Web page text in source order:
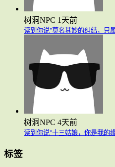
树洞NPC 1天前
读到你说"莫名其妙的纠结，只
树洞NPC 4天前
读到你说"十三姑娘，你是我的
标签